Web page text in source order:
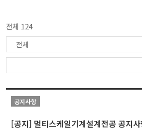
전체 124
공지사항